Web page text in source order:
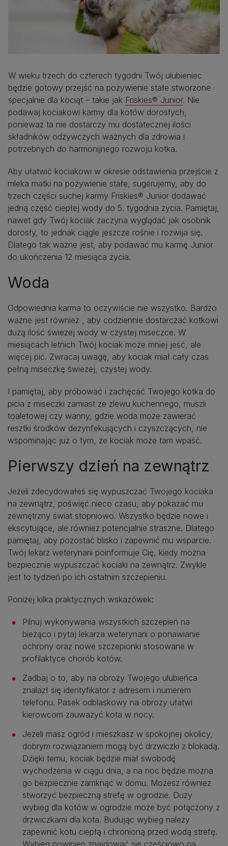
W wieku trzech do czterech tygodni Twój ulubieniec
będzie gotowy przejść na pożywienie stałe stworzone
specjalnie dla kociąt – takie jak Friskies® Junior. Nie
podawaj kociakowi karmy dla kotów dorosłych,
ponieważ ta nie dostarczy mu dostatecznej ilości
składników odżywczych ważnych dla zdrowia i
potrzebnych do harmonijnego rozwoju kotka.
Aby ułatwić kociakowi w okresie odstawienia przejście z
mleka matki na pożywienie stałe, sugerujemy, aby do
trzech części suchej karmy Friskies® Junior dodawać
jedną część ciepłej wody do 5. tygodnia życia. Pamiętaj,
nawet gdy Twój kociak zaczyna wyglądać jak osobnik
dorosły, to jednak ciągle jeszcze rośnie i rozwija się.
Dlatego tak ważne jest, aby podawać mu karmę Junior
do ukończenia 12 miesiąca życia.
Woda
Odpowiednia karma to oczywiście nie wszystko. Bardzo
ważne jest również , aby codziennie dostarczać kotkowi
dużą ilość świeżej wody w czystej miseczce. W
miesiącach letnich Twój kociak może mniej jeść, ale
więcej pić. Zwracaj uwagę, aby kociak miał cały czas
pełną miseczkę świeżej, czystej wody.
I pamiętaj, aby próbować i zachęcać Twojego kotka do
picia z miseczki zamiast ze zlewu kuchennego, muszli
toaletowej czy wanny, gdzie woda może zawierać
resztki środków dezynfekujących i czyszczących, nie
wspominając już o tym, że kociak może tam wpaść.
Pierwszy dzień na zewnątrz
Jeżeli zdecydowałeś się wypuszczać Twojego kociaka
na zewnątrz, poświęć nieco czasu, aby pokazać mu
zewnętrzny świat stopniowo. Wszystko będzie nowe i
ekscytujące, ale również potencjalnie straszne. Dlatego
pamiętaj, aby pozostać blisko i zapewnić mu wsparcie.
Twój lekarz weterynarii poinformuje Cię, kiedy można
bezpiecznie wypuszczać kociaki na zewnątrz. Zwykle
jest to tydzień po ich ostatnim szczepieniu.
Poniżej kilka praktycznych wskazówek:
Pilnuj wykonywania wszystkich szczepień na
bieżąco i pytaj lekarza weterynarii o ponawianie
ochrony oraz nowe szczepionki stosowane w
profilaktyce chorób kotów.
Zadbaj o to, aby na obroży Twojego ulubieńca
znalazł się identyfikator z adresem i numerem
telefonu. Pasek odblaskowy na obroży ułatwi
kierowcom zauważyć kota w nocy.
Jeżeli masz ogród i mieszkasz w spokojnej okolicy,
dobrym rozwiązaniem mogą być drzwiczki z blokadą.
Dzięki temu, kociak będzie miał swobodę
wychodzenia w ciągu dnia, a na noc będzie można
go bezpiecznie zamknąć w domu. Możesz również
stworzyć bezpieczną strefę w ogrodzie. Duży
wybieg dla kotów w ogrodzie może być połączony z
drzwiczkami dla kota. Budując wybieg należy
zapewnić kotu ciepłą i chronioną przed wodą strefę.
Wybieg powinien znajdować się częściowo na